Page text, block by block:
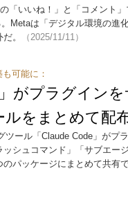
「いいね！」と「コメント
Metaは「デジタル環境の進
。
（2025/11/11）
可能に：
」がプラグイン
ルをまとめて配
ール「Claude Code」がプ
シュコマンド」「サブエー
パッケージにまとめて共有